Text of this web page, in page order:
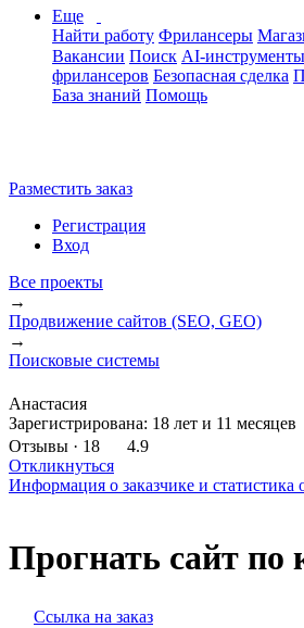
Еще
Найти работу Фрилансеры
Вакансии Поиск AI-инструменты
фрилансеров Безопасная сделка
База знаний Помощь
Разместить заказ
Регистрация
Вход
Все проекты
→
Продвижение сайтов (SEO, GEO)
→
Поисковые системы
Анастасия
Зарегистрирована: 18 лет и 11 месяцев
Отзывы · 18
4.9
Откликнуться
Информация о заказчике и статистика
Прогнать сайт по
Ссылка на заказ